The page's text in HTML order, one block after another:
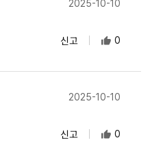
2025-10-10
신고 0
2025-10-10
신고 0